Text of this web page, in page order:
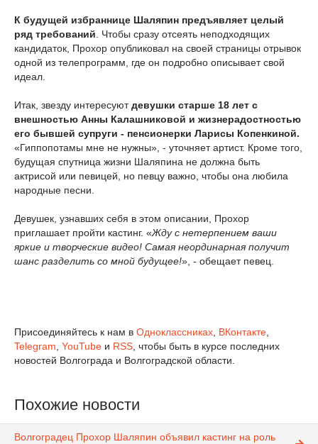
К будущей избраннице Шаляпин предъявляет целый
ряд требований . Чтобы сразу отсеять неподходящих
кандидаток, Прохор опубликовал на своей страницы отрывок
одной из телепрограмм, где он подробно описывает свой
идеал.
Итак, звезду интересуютдевушки старше 18 лет с
внешностью Анны Калашниковой и жизнерадостностью
его бывшей супруги - пенсионерки Ларисы Копенкиной.
«Гиппопотамы мне не нужны», - уточняет артист. Кроме того,
будущая спутница жизни Шаляпина не должна быть
актрисой или певицей, но певцу важно, чтобы она любила
народные песни.
Девушек, узнавших себя в этом описании, Прохор
приглашает пройти кастинг. «Жду с нетерпением ваши
яркие и творческие видео! Самая неординарная получит
шанс разделить со мной будущее!», - обещает певец.
Присоединяйтесь к нам в Одноклассниках ВКонтакте
Telegram YouTube и RSS , чтобы быть в курсе последних
новостей Волгограда и Волгоградской области.
Похожие новости
Волгоградец Прохор Шаляпин объявил кастинг на роль